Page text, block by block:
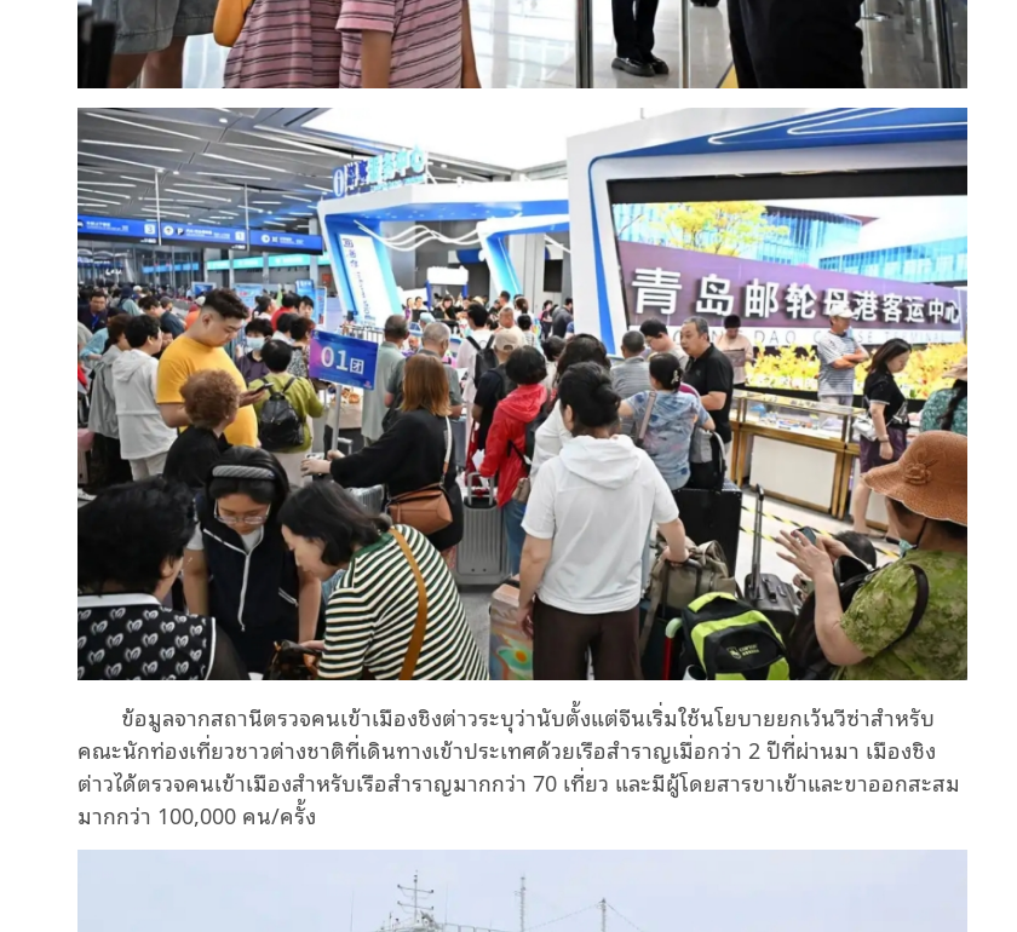
ข้อมูลจากสถานีตรวจคนเข้าเมืองชิงต่าวระบุว่านับตั้งแต่จีนเริ่มใช้นโยบายยกเว้นวีซ่าสำหรับ
คณะนักท่องเที่ยวชาวต่างชาติที่เดินทางเข้าประเทศด้วยเรือสำราญเมื่อกว่า 2 ปีที่ผ่านมา เมืองชิง
ต่าวได้ตรวจคนเข้าเมืองสำหรับเรือสำราญมากกว่า 70 เที่ยว และมีผู้โดยสารขาเข้าและขาออกสะสม
มากกว่า 100,000 คน/ครั้ง